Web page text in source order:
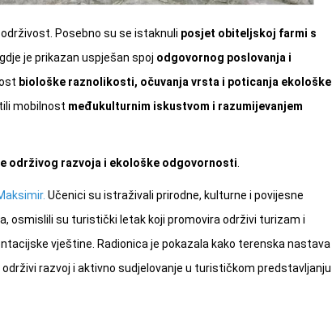
Posebno su se istaknuli posjet obiteljskoj farmi s
je prikazan uspješan spoj odgovornog poslovanja i
biološke raznolikosti, očuvanja vrsta i poticanja ekološke
mobilnost međukulturnim iskustvom i razumijevanjem
održivog razvoja i ekološke odgovornosti
Učenici su istraživali prirodne, kulturne i povijesne
osmislili su turistički letak koji promovira održivi turizam i
vještine. Radionica je pokazala kako terenska nastava
razvoj i aktivno sudjelovanje u turističkom predstavljanju